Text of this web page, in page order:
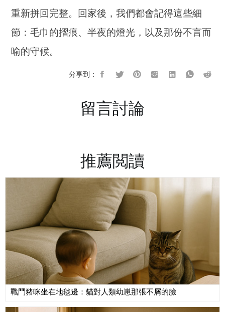
重新拼回完整。回家後，我們都會記得這些細
節：毛巾的摺痕、半夜的燈光，以及那份不言而
喻的守候。
分享到：
留言討論
推薦閲讀
戰鬥豬咪坐在地毯邊：貓對人類幼崽那張不屑的臉